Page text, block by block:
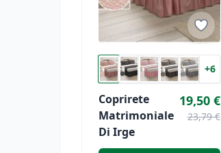
+6
Coprirete
Matrimoniale
Di Irge
19,50 €
23,79 €